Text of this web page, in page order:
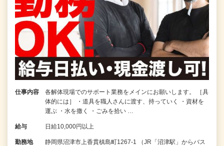
仕事内容
各解体現場でのサポート業務をメインにお願いします。 ［具
体的には］ ・道具を職人さんに渡す、持っていく ・資材を
運ぶ ・水を撒く ・ごみを拾い …
給与 日給10,000円以上
勤務地
静岡県沼津市上香貫槙島町1267-1 （JR「沼津駅」からバス